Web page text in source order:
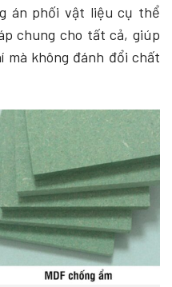
án phối vật liệu cụ thể
chung cho tất cả, giúp
mà không đánh đổi chất